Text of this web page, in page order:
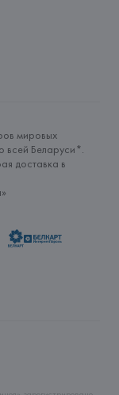
мировых
всей Беларуси*.
доставка в
»